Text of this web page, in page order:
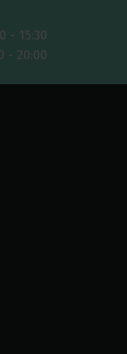
- 15:30
- 20:00